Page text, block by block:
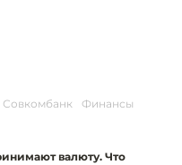
Совкомбанк Финансы
валюту. Что